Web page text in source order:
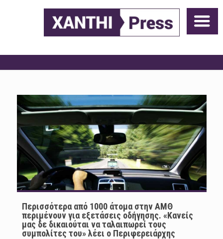
Περισσότερα από 1000 άτομα στην ΑΜΘ
περιμένουν για εξετάσεις οδήγησης. «Κανείς
μας δε δικαιούται να ταλαιπωρεί τους
συμπολίτες του» λέει ο Περιφερειάρχης